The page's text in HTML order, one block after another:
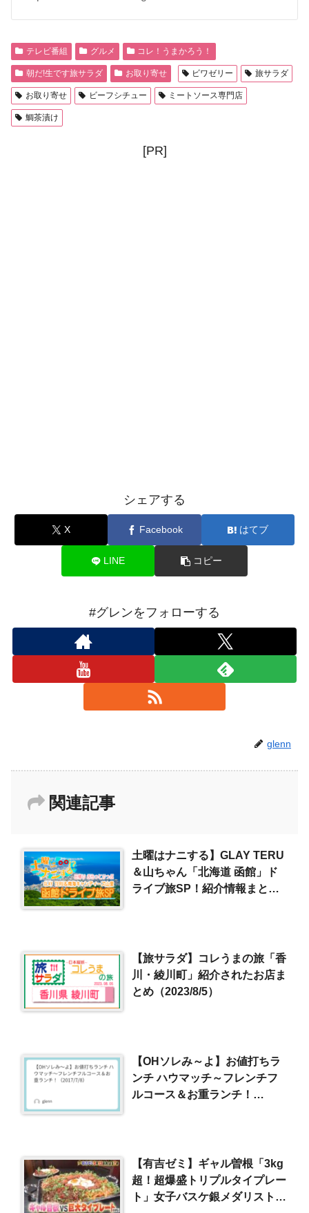
テレビ番組 グルメ コレ！うまかろう！
朝だ!生です旅サラダ お取り寄せ ビワゼリー 旅サラダ
お取り寄せ ビーフシチュー ミートソース専門店
鯛茶漬け
[PR]
シェアする
X Facebook はてブ
LINE コピー
#グレンをフォローする
glenn
関連記事
土曜はナニする】GLAY TERU
＆山ちゃん「北海道 函館」ド
ライブ旅SP！紹介情報まとめ
【旅サラダ】コレうまの旅「香
川・綾川町」紹介されたお店ま
とめ（2023/8/5）
【OHソレみ～よ】お値打ちラ
ンチ ハウマッチ～フレンチフ
ルコース＆お重ランチ！
【有吉ゼミ】ギャル曽根「3kg
超！超爆盛トリプルタイプレー
ト」女子バスケ銀メダリスト参